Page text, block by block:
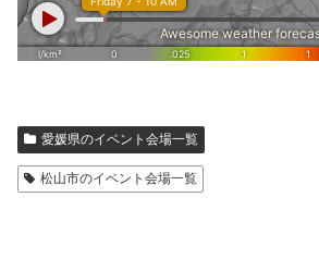
愛媛県のイベント会場一覧
松山市のイベント会場一覧